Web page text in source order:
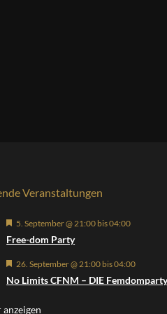
Veranstaltungen
Hervorgehoben
5. September @ 21:00 bis04:00
Free-dom Party
Hervorgehoben
26. September @ 21:00 bis04:00
No Limits CFNM – DIE